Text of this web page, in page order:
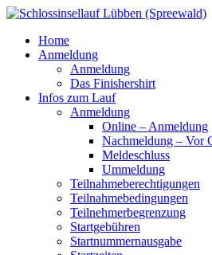
Home
Anmeldung
Anmeldung
Das Finishershirt
Infos zum Lauf
Anmeldung
Online – Anmeldung
Nachmeldung – Vor
Meldeschluss
Ummeldung
Teilnahmeberechtigungen
Teilnahmebedingungen
Teilnehmerbegrenzung
Startgebühren
Startnummernausgabe